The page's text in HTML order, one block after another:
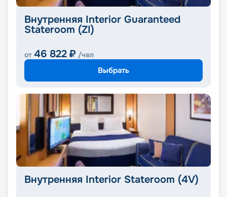
Внутренняя Interior Guaranteed
Stateroom (ZI)
от 46 822 ₽ /чел
Выбрать
Внутренняя Interior Stateroom (4V)